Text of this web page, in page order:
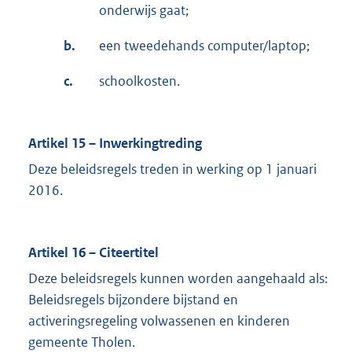
onderwijs gaat;
b. een tweedehands computer/laptop;
c. schoolkosten.
Artikel 15 – Inwerkingtreding
Deze beleidsregels treden in werking op 1 januari
2016.
Artikel 16 – Citeertitel
Deze beleidsregels kunnen worden aangehaald als:
Beleidsregels bijzondere bijstand en
activeringsregeling volwassenen en kinderen
gemeente Tholen.